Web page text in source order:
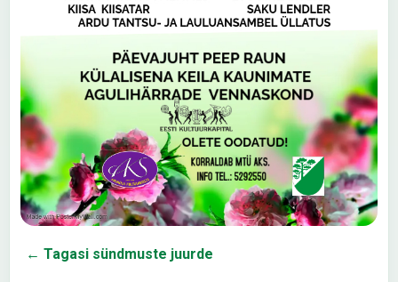
← Tagasi sündmuste juurde